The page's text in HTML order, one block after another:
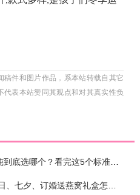
件和图片作品，系本站转载自其它
表本站赞同其观点和对其真实性负
孕早期想买燕窝，干燕窝和鲜炖到底选哪个？看完这5个标准再下单